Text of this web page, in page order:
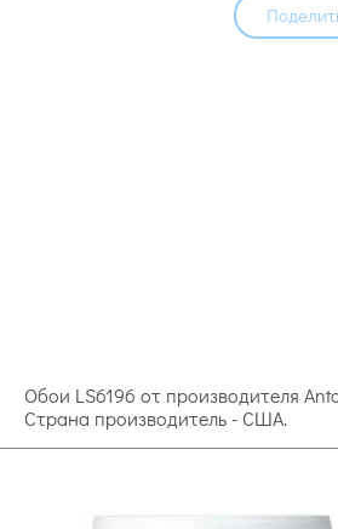
Обои LS6196 от производителя
Страна производитель - США.